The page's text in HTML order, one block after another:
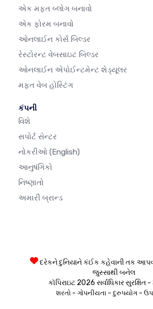
એક મફત બ્લોગ બનાવો
એક ફોરમ બનાવો
ઓનલાઈન કોર્સ બિલ્ડર
રેસ્ટોરન્ટ વેબસાઇટ બિલ્ડર
ઓનલાઈન એપોઈન્ટમેન્ટ શેડ્યૂલર
મફત વેબ હોસ્ટિંગ
કંપની
વિશે
સપોર્ટ સેન્ટર
નોકરીઓ (English)
આનુષંગિકો
નિષ્ણાતો
અમારી બ્રાન્ડ
દરેકને દુનિયાને કંઈક કહેવાની તક
જુસ્સાથી બનેલ
કૉપિરાઇટ 2026 સર્વાધિકાર સુરક્ષિત
શરતો - ગોપનીયતા - દુરુપયોગ -